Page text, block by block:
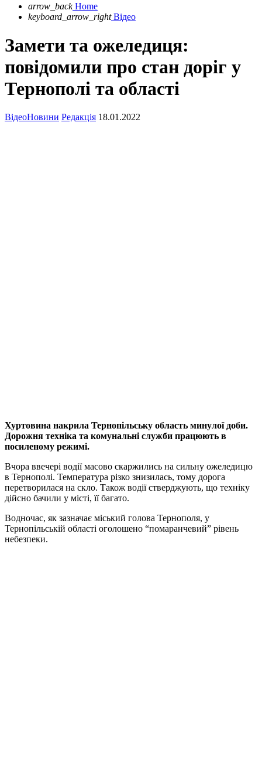
arrow_back Home
keyboard_arrow_right Відео
Замети та ожеледиця:
повідомили про стан доріг у
Тернополі та області
ВідеоНовини Редакція 18.01.2022
Хуртовина накрила Тернопільську область минулої доби.
Дорожня техніка та комунальні служби працюють в
посиленому режимі.
Вчора ввечері водії масово скаржились на сильну ожеледицю
в Тернополі. Температура різко знизилась, тому дорога
перетворилася на скло. Також водії стверджують, що техніку
дійсно бачили у місті, її багато.
Водночас, як зазначає міський голова Тернополя, у
Тернопільській області оголошено “помаранчевий” рівень
небезпеки.